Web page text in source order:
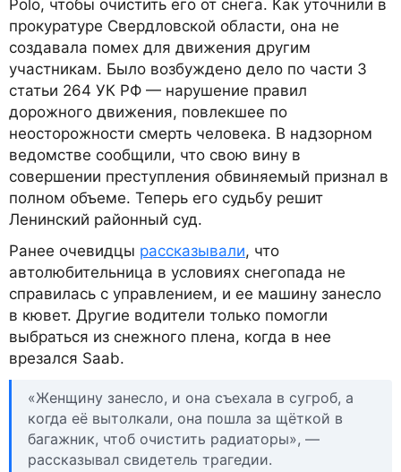
Polo, чтобы очистить его от снега. Как уточнили в
прокуратуре Свердловской области, она не
создавала помех для движения другим
участникам. Было возбуждено дело по части 3
статьи 264 УК РФ — нарушение правил
дорожного движения, повлекшее по
неосторожности смерть человека. В надзорном
ведомстве сообщили, что свою вину в
совершении преступления обвиняемый признал в
полном объеме. Теперь его судьбу решит
Ленинский районный суд.
Ранее очевидцы рассказывали, что
автолюбительница в условиях снегопада не
справилась с управлением, и ее машину занесло
в кювет. Другие водители только помогли
выбраться из снежного плена, когда в нее
врезался Saab.
«Женщину занесло, и она съехала в сугроб, а
когда её вытолкали, она пошла за щёткой в
багажник, чтоб очистить радиаторы», —
рассказывал свидетель трагедии.